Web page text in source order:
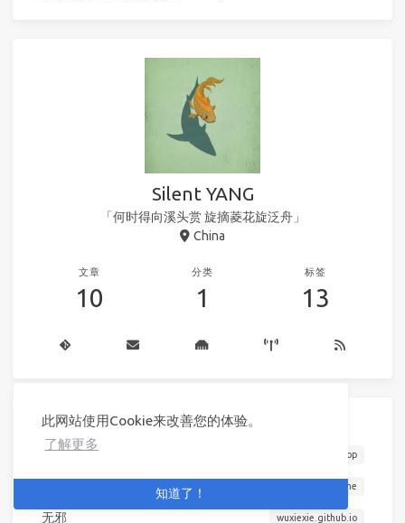
此网站使用Cookie来改善您的体验。
了解更多
知道了！
Silent YANG
「何时得向溪头赏 旋摘菱花旋泛舟」
China
文章
10
分类
1
标签
13
链接
沐小晨曦 omooo.top
blog.changwei.me
无邪 wuxiexie.github.io